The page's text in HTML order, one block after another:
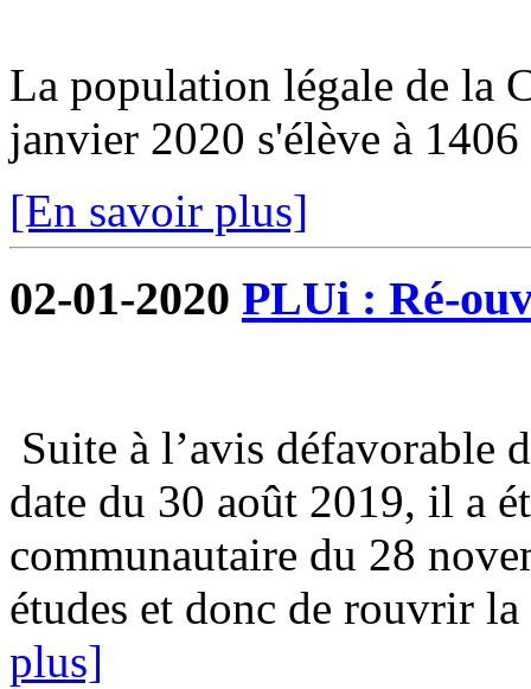
La population légale de la
janvier 2020 s'élève à
[En savoir plus]
02-01-2020 PLUi : Ré-
Suite à l’avis défavorable
date du 30 août 2019, il a
communautaire du 28
études et donc de rouvrir
plus]